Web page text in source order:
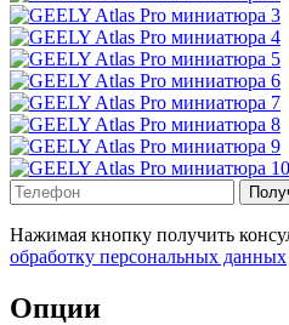
Нажимая кнопку получить
обработку персональных данных
Опции